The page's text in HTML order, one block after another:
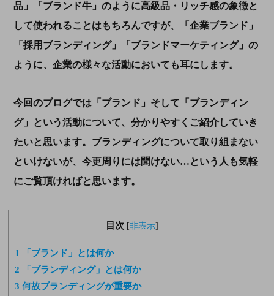
品」「ブランド牛」のように高級品・リッチ感の象徴と
して使われることはもちろんですが、「企業ブランド」
「採用ブランディング」「ブランドマーケティング」の
ように、企業の様々な活動においても耳にします。
今回のブログでは「ブランド」そして「ブランディン
グ」という活動について、分かりやすくご紹介していき
たいと思います。ブランディングについて取り組まない
といけないが、今更周りには聞けない…という人も気軽
にご覧頂ければと思います。
目次 [非表示]
1
「ブランド」とは何か
2 「ブランディング」とは何か
3 何故ブランディングが重要か